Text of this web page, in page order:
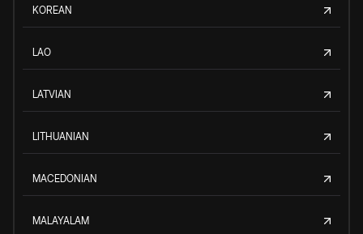
KOREAN
LAO
LATVIAN
LITHUANIAN
MACEDONIAN
MALAYALAM